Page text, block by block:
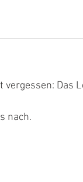
Das
nach.